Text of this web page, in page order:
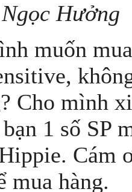
Hưởng
muốn
Cho mình
1 số SP
Cám
mua hàng.